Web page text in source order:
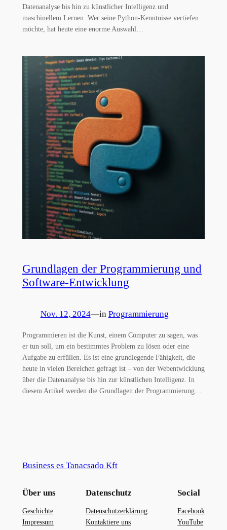
Datenanalyse bis hin zu künstlicher Intelligenz und
maschinellem Lernen. Wer seine Python-Kenntnisse vertiefen
möchte, hat heute eine enorme Auswahl…
Grundlagen der Programmierung und
Software-Entwicklung
Nov. 12, 2024—in Programmierung
Programmieren ist die Kunst, einem Computer zu sagen, was
er tun soll, um ein bestimmtes Problem zu lösen oder eine
Aufgabe zu erfüllen. Es ist eine grundlegende Fähigkeit, die
heute in vielen Bereichen gefragt ist – von der Webentwicklung
über die Datenanalyse bis hin zur künstlichen Intelligenz. In
diesem Artikel werden die Grundlagen der Programmierung…
Business es Tanacsado Kft
Über uns
Geschichte
Impressum
Datenschutz
Datenschutzerklärung
Kontaktiere uns
Social
Facebook
YouTube